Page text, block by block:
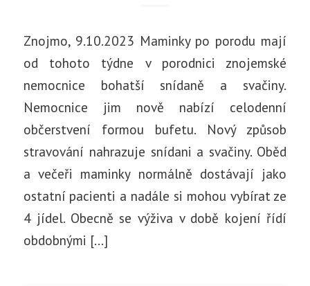
Znojmo, 9.10.2023 Maminky po porodu mají
od tohoto týdne v porodnici znojemské
nemocnice bohatší snídaně a svačiny.
Nemocnice jim nově nabízí celodenní
občerstvení formou bufetu. Nový způsob
stravování nahrazuje snídani a svačiny. Oběd
a večeři maminky normálně dostávají jako
ostatní pacienti a nadále si mohou vybírat ze
4 jídel. Obecně se výživa v době kojení řídí
obdobnými […]